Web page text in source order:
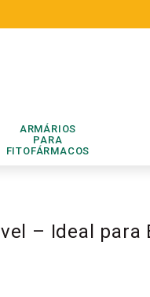
ARMÁRIOS
PARA
FITOFÁRMACOS
– Ideal para